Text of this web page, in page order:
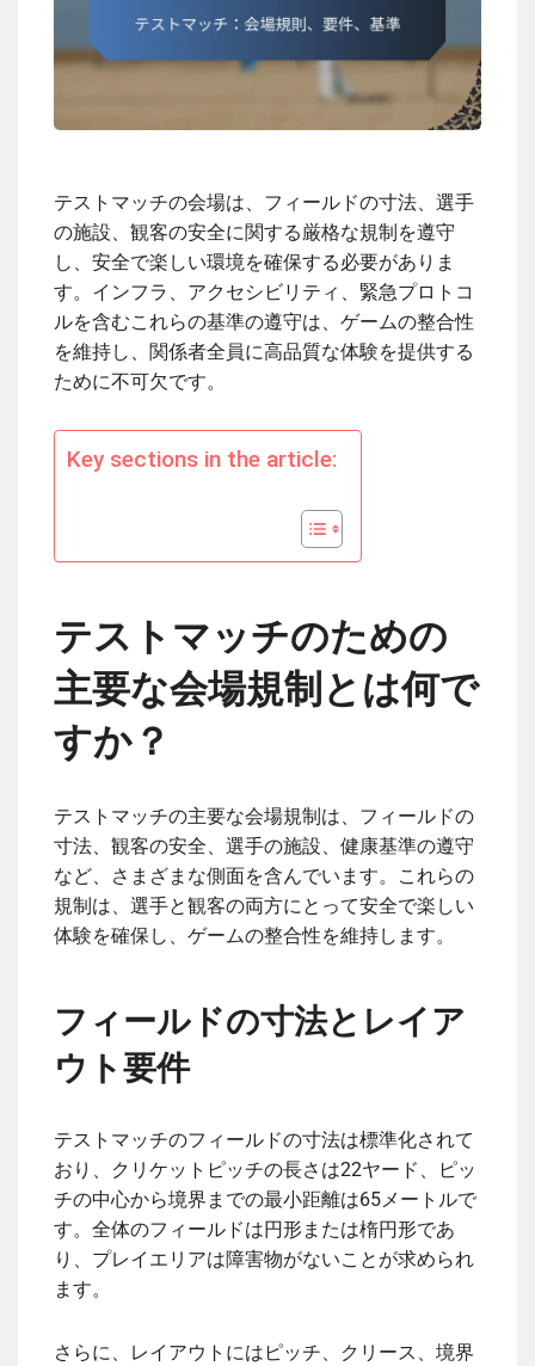
テストマッチの会場は、フィールドの寸法、選手
の施設、観客の安全に関する厳格な規制を遵守
し、安全で楽しい環境を確保する必要がありま
す。インフラ、アクセシビリティ、緊急プロトコ
ルを含むこれらの基準の遵守は、ゲームの整合性
を維持し、関係者全員に高品質な体験を提供する
ために不可欠です。
Key sections in the article:
テストマッチのための
主要な会場規制とは何で
すか？
テストマッチの主要な会場規制は、フィールドの
寸法、観客の安全、選手の施設、健康基準の遵守
など、さまざまな側面を含んでいます。これらの
規制は、選手と観客の両方にとって安全で楽しい
体験を確保し、ゲームの整合性を維持します。
フィールドの寸法とレイア
ウト要件
テストマッチのフィールドの寸法は標準化されて
おり、クリケットピッチの長さは22ヤード、ピッ
チの中心から境界までの最小距離は65メートルで
す。全体のフィールドは円形または楕円形であ
り、プレイエリアは障害物がないことが求められ
ます。
さらに、レイアウトにはピッチ、クリース、境界